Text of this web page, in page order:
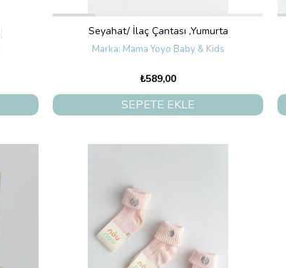
Seyahat/ İlaç Çantası ,Yumurta
Mama Yoyo Baby & Kids
₺589,00
SEPETE EKLE